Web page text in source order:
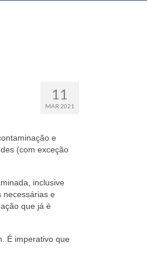
11
MAR 2021
e
(com exceção
inclusive
necessárias e
que já é
É imperativo que